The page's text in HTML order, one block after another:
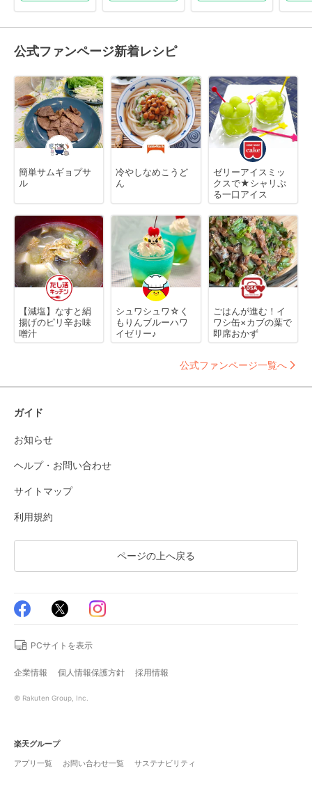
公式ファンページ新着レシピ
簡単サムギョプサ
ル
冷やしなめこうど
ん
ゼリーアイスミッ
クスで★シャリぷ
る一口アイス
【減塩】なすと絹
揚げのピリ辛お味
噌汁
シュワシュワ☆く
もりんブルーハワ
イゼリー♪
ごはんが進む！イ
ワシ缶×カブの葉で
即席おかず
公式ファンページ一覧へ
ガイド
お知らせ
ヘルプ・お問い合わせ
サイトマップ
利用規約
ページの上へ戻る
PCサイトを表示
企業情報 個人情報保護方針 採用情報
© Rakuten Group, Inc.
楽天グループ
アプリ一覧
お問い合わせ一覧 サステナビリティ